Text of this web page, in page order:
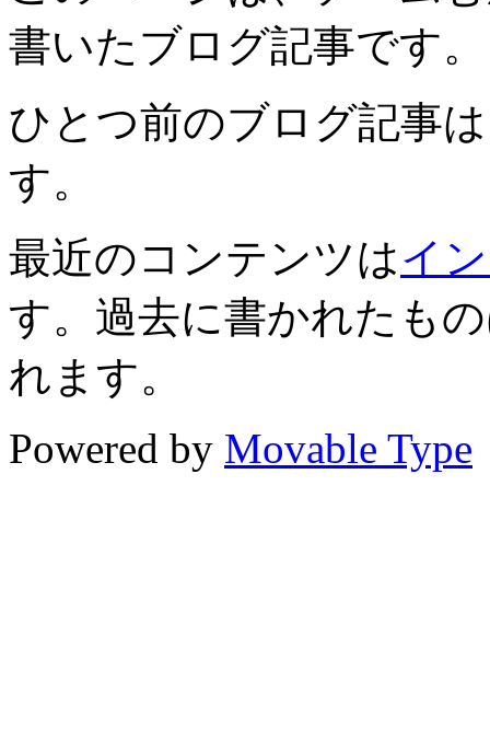
書いたブログ記事です。
ひとつ前のブログ記事
す。
最近のコンテンツはイ
す。過去に書かれたも
れます。
Powered by Movable Type